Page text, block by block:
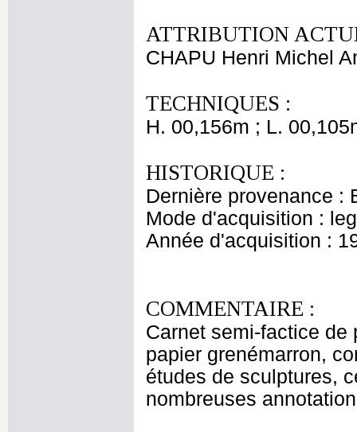
ATTRIBUTION
CHAPU Henri Michel
TECHNIQUES :
H. 00,156m ; L.
HISTORIQUE :
Dernière provenance :
Mode d'acquisition :
Année d'acquisition :
COMMENTAIRE :
Carnet semi-factice de
papier grenémarron,
études de sculptures,
nombreuses